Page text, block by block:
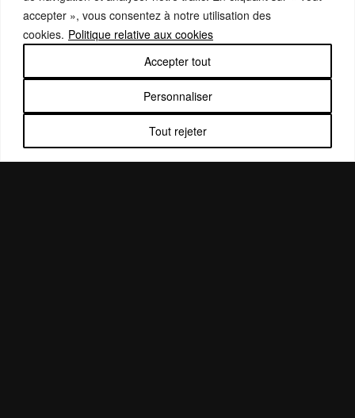
accepter », vous consentez à notre utilisation des
cookies. Politique relative aux cookies
Personnaliser
Tout rejeter
Accepter tout